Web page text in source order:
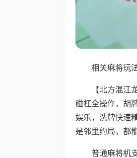
相关麻将玩
【北方混
碰杠全操作，胡
娱乐，洗牌快速
是邻里约局，都
普通麻将机